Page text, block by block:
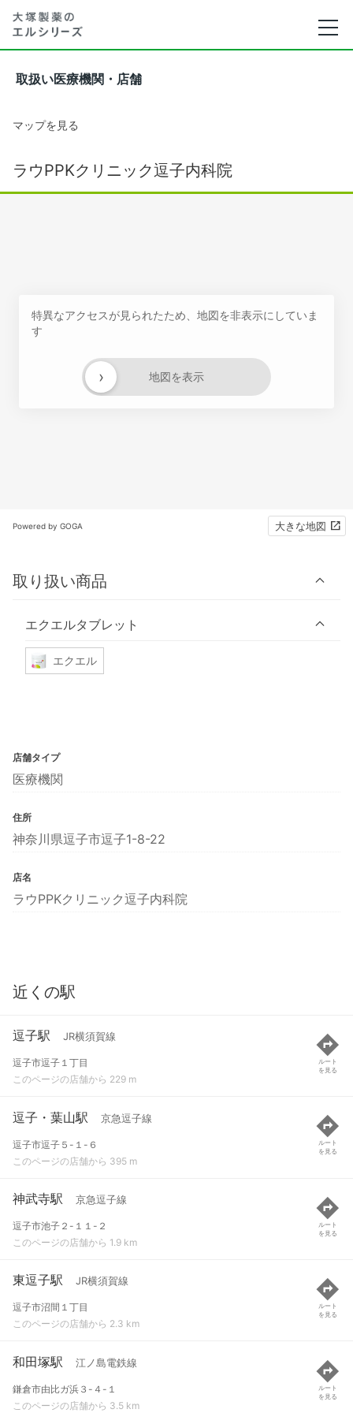
取扱い医療機関・店舗
マップを見る
ラウPPKクリニック逗子内科院
特異なアクセスが見られたため、地図を非表示にしていま
す
地図を表示
›
Powered by GOGA 大きな地図
取り扱い商品
エクエルタブレット
エクエル
店舗タイプ
医療機関
住所
神奈川県逗子市逗子1-8-22
店名
ラウPPKクリニック逗子内科院
近くの駅
逗子駅 JR横須賀線
逗子市逗子１丁目
このページの店舗から 229 m
ルート
を見る
逗子・葉山駅 京急逗子線
逗子市逗子５-１-６
このページの店舗から 395 m
ルート
を見る
神武寺駅 京急逗子線
逗子市池子２-１１-２
このページの店舗から 1.9 km
ルート
を見る
東逗子駅 JR横須賀線
逗子市沼間１丁目
このページの店舗から 2.3 km
ルート
を見る
和田塚駅 江ノ島電鉄線
鎌倉市由比ガ浜３-４-１
このページの店舗から 3.5 km
ルート
を見る